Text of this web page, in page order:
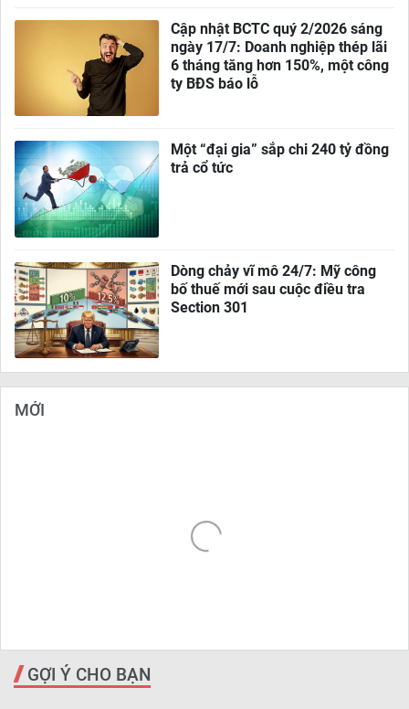
Cập nhật BCTC quý 2/2026 sáng
ngày 17/7: Doanh nghiệp thép lãi
6 tháng tăng hơn 150%, một công
ty BĐS báo lỗ
Một “đại gia” sắp chi 240 tỷ đồng
trả cổ tức
Dòng chảy vĩ mô 24/7: Mỹ công
bố thuế mới sau cuộc điều tra
Section 301
MỚI
GỢI Ý CHO BẠN